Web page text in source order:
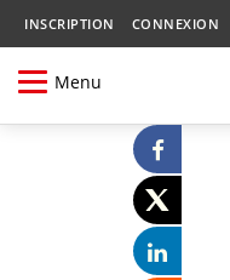
INSCRIPTION CONNEXION
Menu